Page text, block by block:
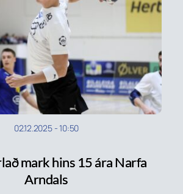
02.12.2025-10:50
mark hins 15 ára Narfa
Arndals